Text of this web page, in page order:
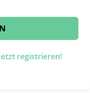
registrieren!